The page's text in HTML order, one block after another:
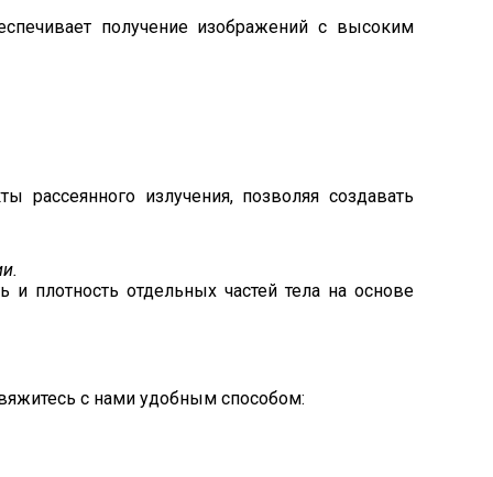
получение изображений с высоким
рассеянного излучения, позволяя создавать
и плотность отдельных частей тела на основе
с нами удобным способом: